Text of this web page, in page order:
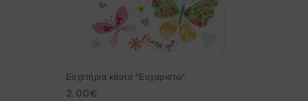
Ευχετήρια κάρτα “Ευχαριστώ”
2.00€